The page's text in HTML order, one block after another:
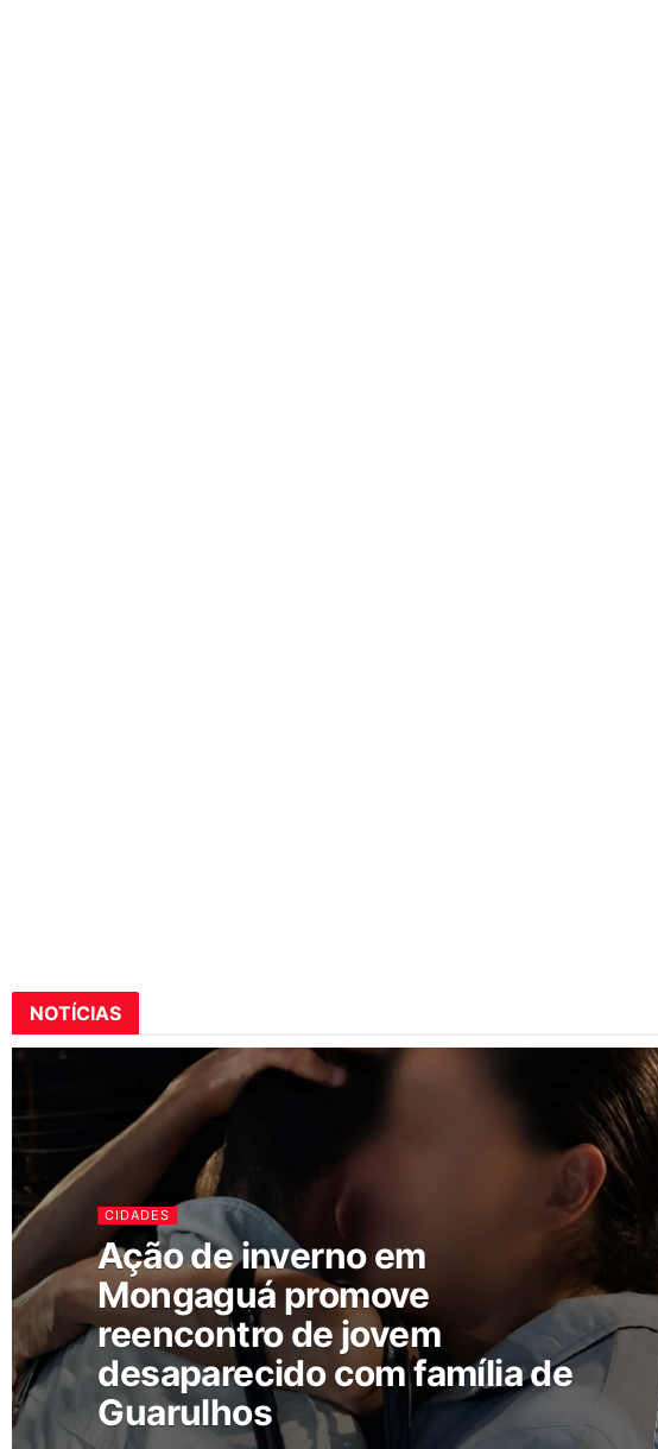
NOTÍCIAS
CIDADES
Ação de inverno em
Mongaguá promove
reencontro de jovem
desaparecido com família de
Guarulhos